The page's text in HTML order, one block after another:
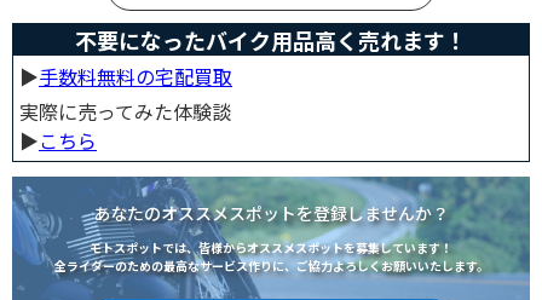
不要になったバイク用品高く売れます！
▶︎手数料無料の宅配買取
実際に売ってみた体験談
▶︎こちら
あなたのオススメスポットを登録しませんか？
モトスポットでは、皆様からオススメスポットを募集しています！
全ライダーのための最高なサービス作りに、ご協力よろしくお願いいたします。